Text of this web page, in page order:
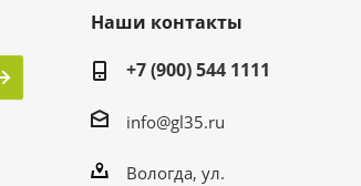
Наши контакты
+7 (900) 544 1111
info@gl35.ru
Вологда, ул.